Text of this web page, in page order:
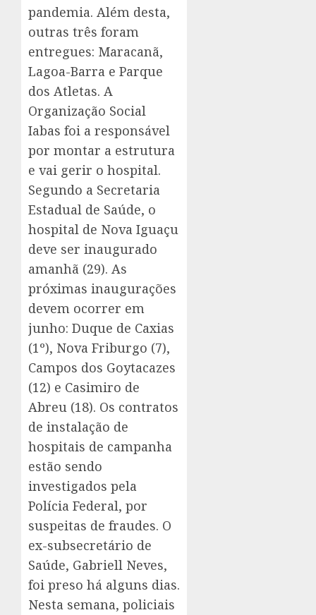
pandemia. Além desta,
outras três foram
entregues: Maracanã,
Lagoa-Barra e Parque
dos Atletas. A
Organização Social
Iabas foi a responsável
por montar a estrutura
e vai gerir o hospital.
Segundo a Secretaria
Estadual de Saúde, o
hospital de Nova Iguaçu
deve ser inaugurado
amanhã (29). As
próximas inaugurações
devem ocorrer em
junho: Duque de Caxias
(1º), Nova Friburgo (7),
Campos dos Goytacazes
(12) e Casimiro de
Abreu (18). Os contratos
de instalação de
hospitais de campanha
estão sendo
investigados pela
Polícia Federal, por
suspeitas de fraudes. O
ex-subsecretário de
Saúde, Gabriell Neves,
foi preso há alguns dias.
Nesta semana, policiais